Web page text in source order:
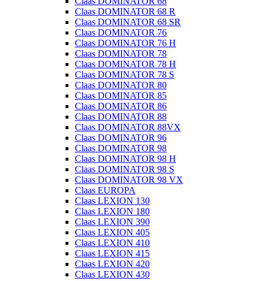
Claas DOMINATOR 68 R
Claas DOMINATOR 68 SR
Claas DOMINATOR 76
Claas DOMINATOR 76 H
Claas DOMINATOR 78
Claas DOMINATOR 78 H
Claas DOMINATOR 78 S
Claas DOMINATOR 80
Claas DOMINATOR 85
Claas DOMINATOR 86
Claas DOMINATOR 88
Claas DOMINATOR 88VX
Claas DOMINATOR 96
Claas DOMINATOR 98
Claas DOMINATOR 98 H
Claas DOMINATOR 98 S
Claas DOMINATOR 98 VX
Claas EUROPA
Claas LEXION 130
Claas LEXION 180
Claas LEXION 390
Claas LEXION 405
Claas LEXION 410
Claas LEXION 415
Claas LEXION 420
Claas LEXION 430